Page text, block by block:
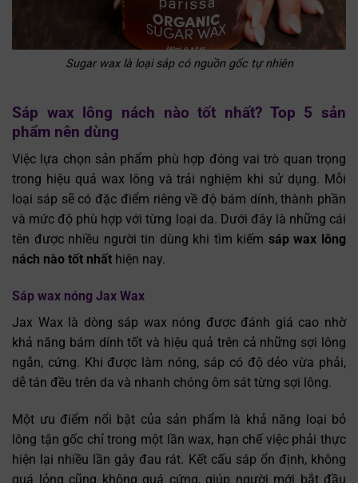
Sugar wax là loại sáp có nguồn gốc tự nhiên
Sáp wax lông nách nào tốt nhất? Top 5 sản
phẩm nên dùng
Việc lựa chọn sản phẩm phù hợp đóng vai trò quan trọng
trong hiệu quả wax lông và trải nghiệm khi sử dụng. Mỗi
loại sáp sẽ có đặc điểm riêng về độ bám dính, thành phần
và mức độ phù hợp với từng loại da. Dưới đây là những cái
tên được nhiều người tin dùng khi tìm kiếm sáp wax lông
nách nào tốt nhất hiện nay.
Sáp wax nóng Jax Wax
Jax Wax là dòng sáp wax nóng được đánh giá cao nhờ
khả năng bám dính tốt và hiệu quả trên cả những sợi lông
ngắn, cứng. Khi được làm nóng, sáp có độ dẻo vừa phải,
dễ tán đều trên da và nhanh chóng ôm sát từng sợi lông.
Một ưu điểm nổi bật của sản phẩm là khả năng loại bỏ
lông tận gốc chỉ trong một lần wax, hạn chế việc phải thực
hiện lại nhiều lần gây đau rát. Kết cấu sáp ổn định, không
quá lỏng cũng không quá cứng, giúp người mới bắt đầu